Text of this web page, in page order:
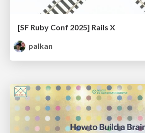
[SF Ruby Conf 2025] Rails X
palkan